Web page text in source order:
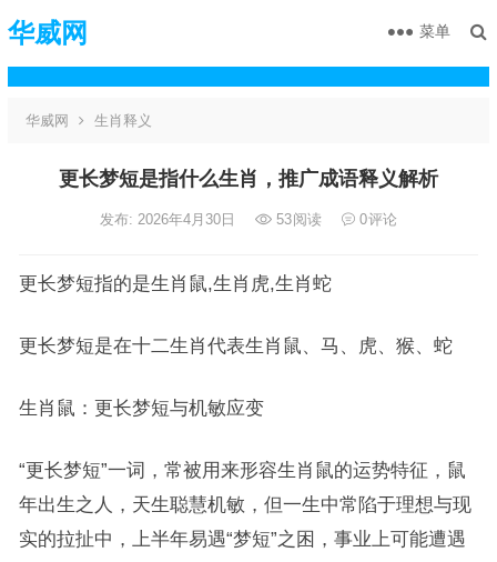
华威网 菜单
华威网 生肖释义
更长梦短是指什么生肖，推广成语释义解析
发布: 2026年4月30日 53阅读 0评论
更长梦短指的是生肖鼠,生肖虎,生肖蛇
更长梦短是在十二生肖代表生肖鼠、马、虎、猴、蛇
生肖鼠：更长梦短与机敏应变
“更长梦短”一词，常被用来形容生肖鼠的运势特征，鼠
年出生之人，天生聪慧机敏，但一生中常陷于理想与现
实的拉扯中，上半年易遇“梦短”之困，事业上可能遭遇